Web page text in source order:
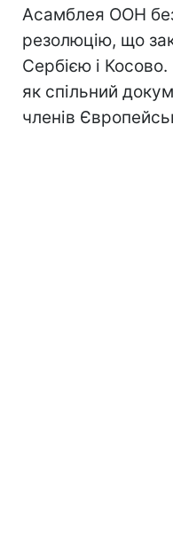
Асамблея ООН
резолюцію, що
Сербією і
як спільний
членів